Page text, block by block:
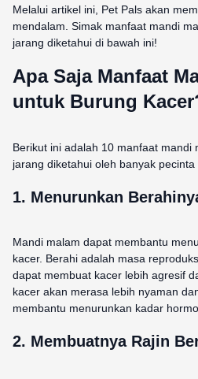
Melalui artikel ini, Pet Pals akan
mendalam. Simak manfaat mandi
jarang diketahui di bawah ini!
Apa Saja Manfaat
untuk Burung
Berikut ini adalah 10 manfaat mandi
jarang diketahui oleh banyak pecinta
1. Menurunkan
Mandi malam dapat membantu
kacer. Berahi adalah masa
dapat membuat kacer lebih agresif
kacer akan merasa lebih nyaman
membantu menurunkan kadar
2. Membuatnya Rajin